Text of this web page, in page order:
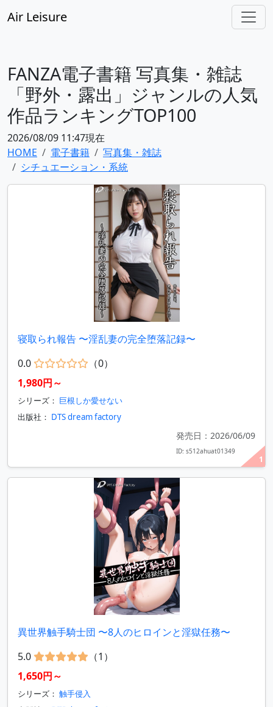
Air Leisure
FANZA電子書籍 写真集・雑誌
「野外・露出」ジャンルの人気
作品ランキングTOP100
2026/08/09 11:47現在
HOME
電子書籍
写真集・雑誌
シチュエーション・系統
1
寝取られ報告 〜淫乱妻の完全堕落記録〜
0.0
（0）
1,980円～
シリーズ： 巨根しか愛せない
出版社： DTS dream factory
発売日：2026/06/09
ID: s512ahuat01349
異世界触手騎士団 〜8人のヒロインと淫獄任務〜
5.0
（1）
1,650円～
シリーズ： 触手侵入